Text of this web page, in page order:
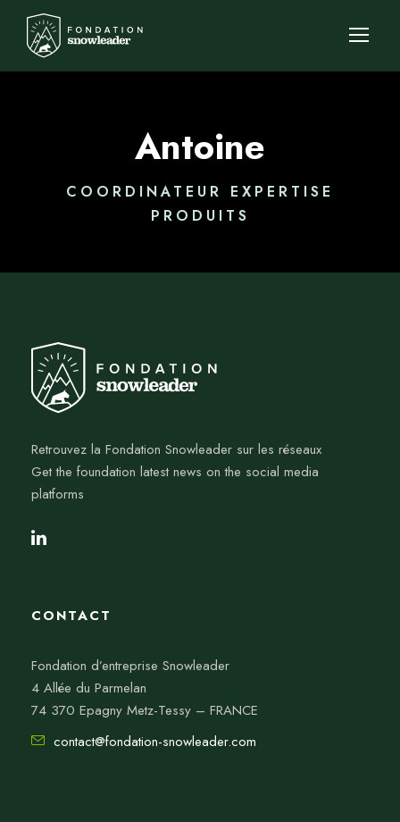
Antoine
COORDINATEUR EXPERTISE
PRODUITS
Retrouvez la Fondation Snowleader sur les réseaux
Get the foundation latest news on the social media
platforms
CONTACT
Fondation d’entreprise Snowleader
4 Allée du Parmelan
74 370 Epagny Metz-Tessy – FRANCE
contact@fondation-snowleader.com